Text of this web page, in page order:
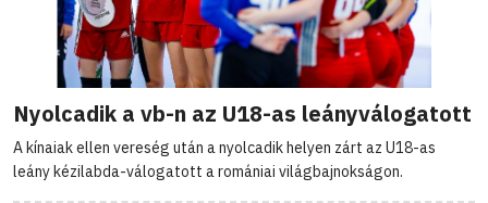
Nyolcadik a vb-n az U18-as leányválogatott
A kínaiak ellen vereség után a nyolcadik helyen zárt az U18-as
leány kézilabda-válogatott a romániai világbajnokságon.